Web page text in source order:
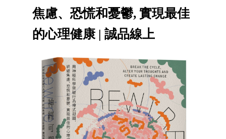
焦慮、恐慌和憂鬱, 實現最佳
的心理健康 | 誠品線上